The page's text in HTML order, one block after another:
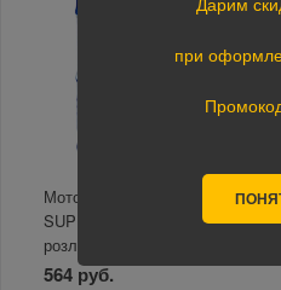
Моторное масло TEBOIL
SUPER HPD 10W-40 в
розлив 1л
564 руб.
при